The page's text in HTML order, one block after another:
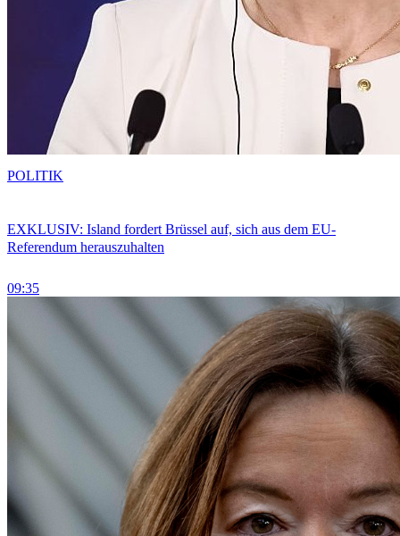
EXKLUSIV: Island fordert Brüssel auf, sich aus dem EU-
Referendum herauszuhalten
09:35
POLITIK